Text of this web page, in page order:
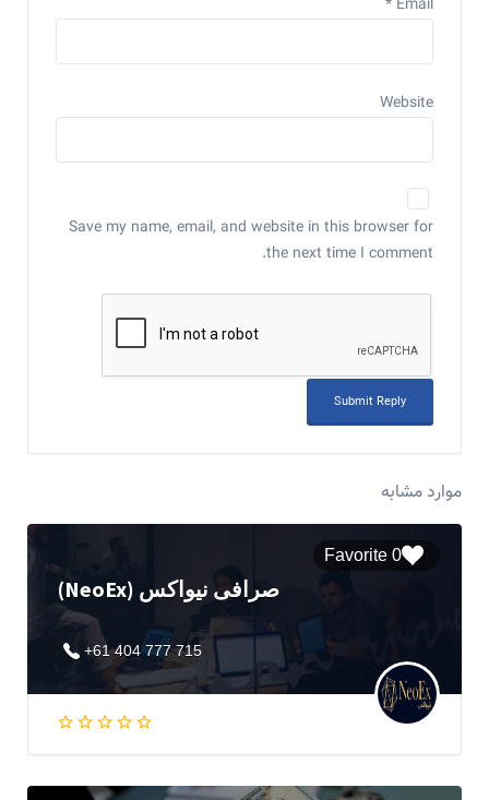
Email
*
Website
Save my name, email, and website in this browser for
the next time I comment.
موارد مشابه
0 Favorite
(NeoEx) صرافی نیواکس
+61 404 777 715